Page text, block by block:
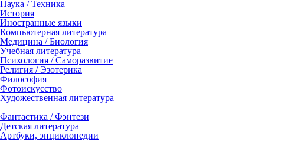
Наука / Техника
История
Иностранные языки
Компьютерная литература
Медицина / Биология
Учебная литература
Психология / Саморазвитие
Религия / Эзотерика
Философия
Фотоискусство
Художественная литература
Фантастика / Фэнтези
Детская литература
Артбуки, энциклопедии